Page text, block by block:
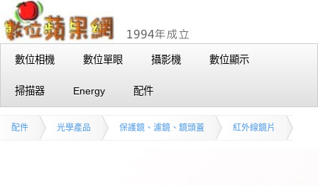
數位相機 數位單眼 攝影機 數位顯示
掃描器 Energy 配件
配件 光學產品 保護鏡、濾鏡、鏡頭蓋 紅外線鏡片